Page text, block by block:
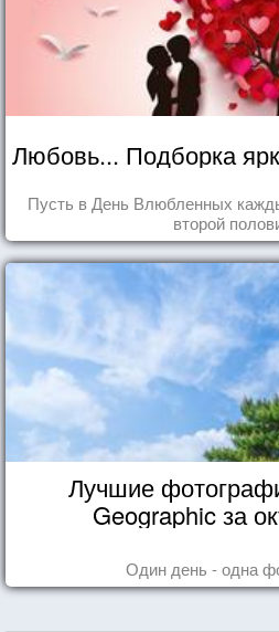
Любовь... Подборка
Пусть в День Влюбленных
второй
Лучшие
Geographic за
Один день - одна